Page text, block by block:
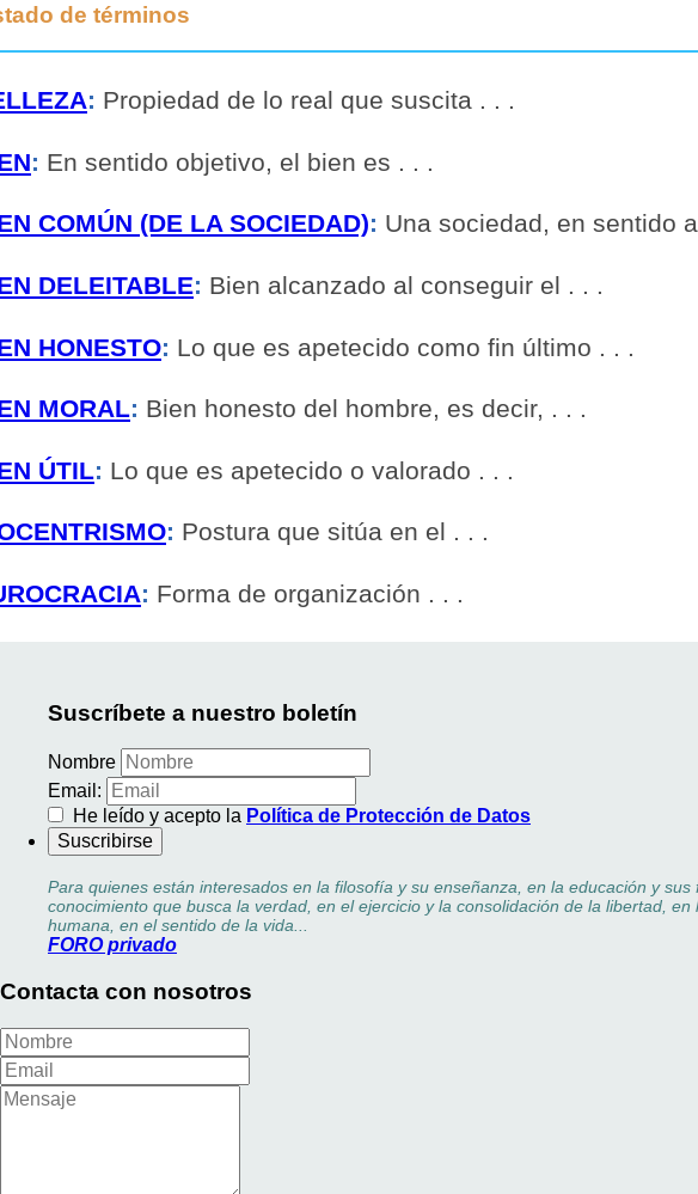
de términos
: Propiedad de lo real que suscita . . .
: En sentido objetivo, el bien es . . .
COMÚN (DE LA SOCIEDAD): Una sociedad, en sentido
DELEITABLE: Bien alcanzado al conseguir el . . .
HONESTO: Lo que es apetecido como fin último . . .
MORAL: Bien honesto del hombre, es decir, . . .
ÚTIL: Lo que es apetecido o valorado . . .
: Postura que sitúa en el . . .
: Forma de organización . . .
Suscríbete a nuestro boletín
Nombre
Email:
He leído y acepto la Política de Protección de Datos
Para quienes están interesados en la filosofía y su enseñanza, en la educación y sus
conocimiento que busca la verdad, en el ejercicio y la consolidación de la libertad, en
humana, en el sentido de la vida...
FORO privado
Contacta con nosotros